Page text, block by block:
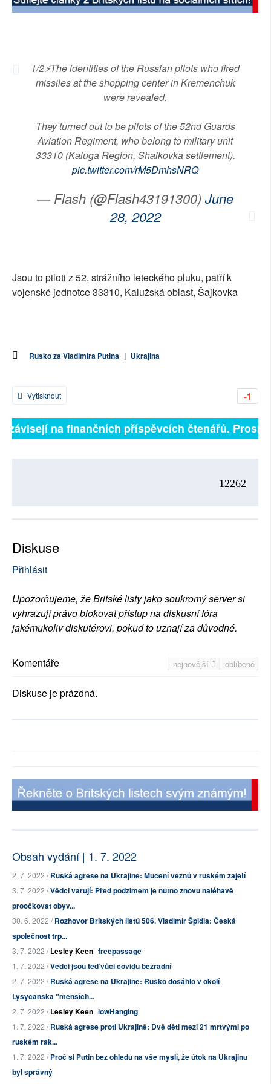
SOCIÁLNÍ SÍTĚ
PLNÁ VERZE STRÁNEK
1/2⚡️The identities of the Russian pilots who fired
missiles at the shopping center in Kremenchuk
were revealed.
They turned out to be pilots of the 52nd Guards
Aviation Regiment, who belong to military unit
33310 (Kaluga Region, Shaikovka settlement).
pic.twitter.com/rM5DmhsNRQ
— Flash (@Flash43191300) June
28, 2022
Jsou to piloti z 52. strážního leteckého pluku, patří k
vojenské jednotce 33310, Kalužská oblast, Šajkovka
Rusko za Vladimíra Putina | Ukrajina
-1
Vytisknout
na finančních příspěvcích čtenářů.
12262
Diskuse
Přihlásit
Upozorňujeme, že Britské listy jako soukromý server si
vyhrazují právo blokovat přístup na diskusní fóra
jakémukoliv diskutérovi, pokud to uznají za důvodné.
nejnovější oblíbené
Komentáře
Diskuse je prázdná.
Obsah vydání | 1. 7. 2022
2. 7. 2022 /Ruská agrese na Ukrajině: Mučení vězňů v ruském zajetí
3. 7. 2022 /Vědci varují: Před podzimem je nutno znovu naléhavě
proočkovat obyv...
30. 6. 2022 /Rozhovor Britských listů 506. Vladimír Špidla: Česká
společnost trp...
3. 7. 2022 /Lesley Keen freepassage
1. 7. 2022 /Vědci jsou teď vůči covidu bezradní
2. 7. 2022 /Ruská agrese na Ukrajině: Rusko dosáhlo v okolí
Lysyčanska "menších...
2. 7. 2022 /Lesley Keen lowHanging
1. 7. 2022 /Ruská agrese proti Ukrajině: Dvě děti mezi 21 mrtvými po
ruském rak...
1. 7. 2022 /Proč si Putin bez ohledu na vše myslí, že útok na Ukrajinu
byl správný